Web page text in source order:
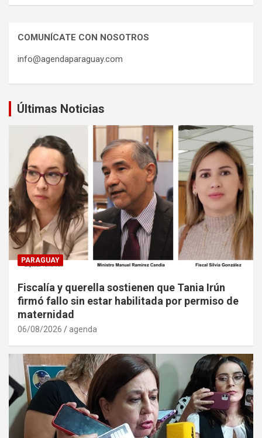
COMUNÍCATE CON NOSOTROS
info@agendaparaguay.com
Últimas Noticias
PARAGUAY
Fiscalía y querella sostienen que Tania Irún
firmó fallo sin estar habilitada por permiso de
maternidad
06/08/2026 agenda